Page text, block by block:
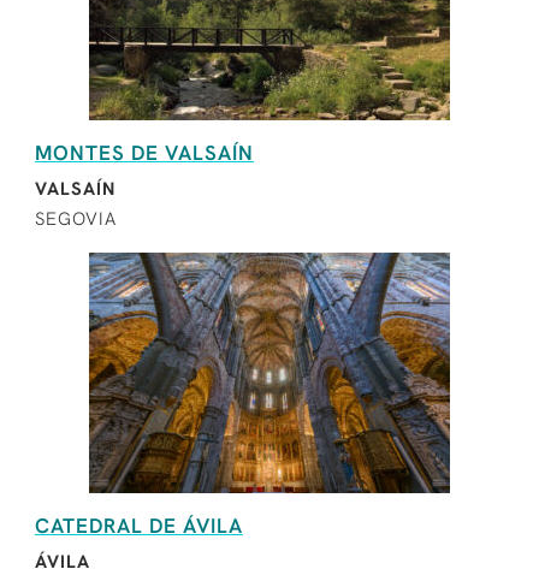
MONTES DE VALSAÍN
VALSAÍN
SEGOVIA
CATEDRAL DE ÁVILA
ÁVILA